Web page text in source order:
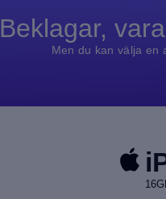
Beklagar,
Men du kan välja en